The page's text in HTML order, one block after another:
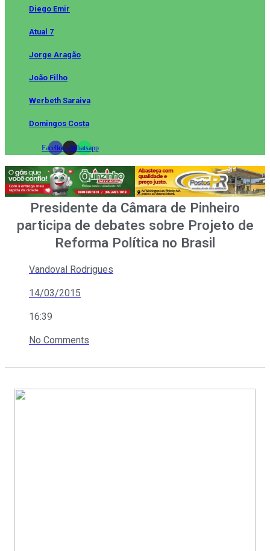
Diego Emir
Atual 7
Jorge Aragão
João Filho
Werbeth Saraiva
Domingos Costa
FacebookInstagramWhatsapp
Presidente da Câmara de Pinheiro
participa de debates sobre Projeto de
Reforma Política no Brasil
Vandoval Rodrigues
14/03/2015
16:39
No Comments